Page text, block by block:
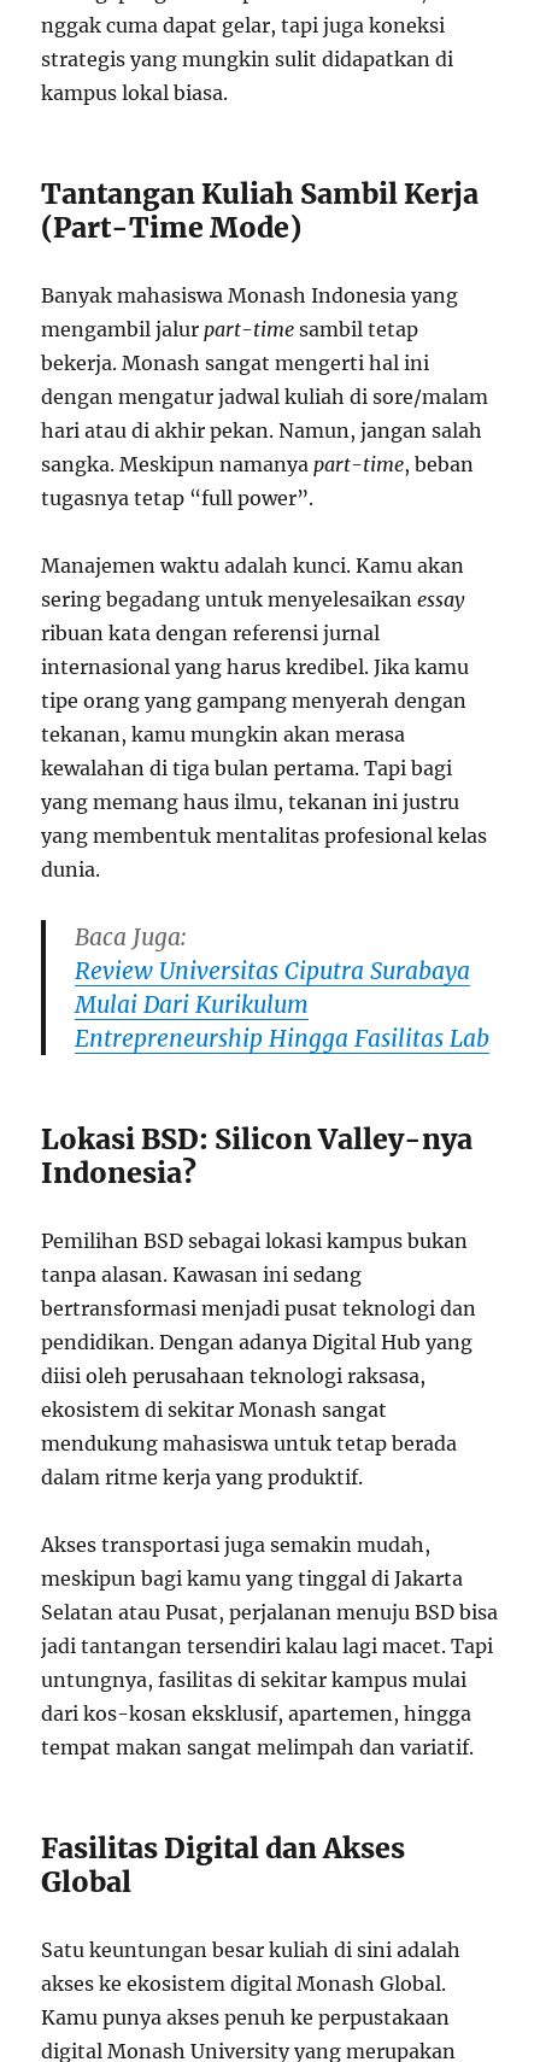
nggak cuma dapat gelar, tapi juga koneksi
strategis yang mungkin sulit didapatkan di
kampus lokal biasa.
Tantangan Kuliah Sambil Kerja
(Part-Time Mode)
Banyak mahasiswa Monash Indonesia yang
mengambil jalurpart-time sambil tetap
bekerja. Monash sangat mengerti hal ini
dengan mengatur jadwal kuliah di sore/malam
hari atau di akhir pekan. Namun, jangan salah
sangka. Meskipun namanyapart-time, beban
tugasnya tetap “full power”.
Manajemen waktu adalah kunci. Kamu akan
sering begadang untuk menyelesaikanessay
ribuan kata dengan referensi jurnal
internasional yang harus kredibel. Jika kamu
tipe orang yang gampang menyerah dengan
tekanan, kamu mungkin akan merasa
kewalahan di tiga bulan pertama. Tapi bagi
yang memang haus ilmu, tekanan ini justru
yang membentuk mentalitas profesional kelas
dunia.
Baca Juga:
Review Universitas Ciputra Surabaya
Mulai Dari Kurikulum
Entrepreneurship Hingga Fasilitas Lab
Lokasi BSD: Silicon Valley-nya
Indonesia?
Pemilihan BSD sebagai lokasi kampus bukan
tanpa alasan. Kawasan ini sedang
bertransformasi menjadi pusat teknologi dan
pendidikan. Dengan adanya Digital Hub yang
diisi oleh perusahaan teknologi raksasa,
ekosistem di sekitar Monash sangat
mendukung mahasiswa untuk tetap berada
dalam ritme kerja yang produktif.
Akses transportasi juga semakin mudah,
meskipun bagi kamu yang tinggal di Jakarta
Selatan atau Pusat, perjalanan menuju BSD bisa
jadi tantangan tersendiri kalau lagi macet. Tapi
untungnya, fasilitas di sekitar kampus mulai
dari kos-kosan eksklusif, apartemen, hingga
tempat makan sangat melimpah dan variatif.
Fasilitas Digital dan Akses
Global
Satu keuntungan besar kuliah di sini adalah
akses ke ekosistem digital Monash Global.
Kamu punya akses penuh ke perpustakaan
digital Monash University yang merupakan